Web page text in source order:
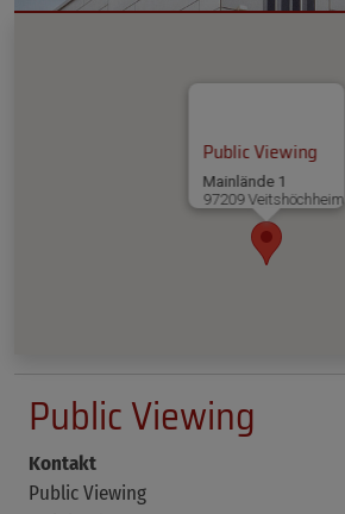
Public Viewing
Mainlände 1
97209 Veitshöchheim
Public Viewing
Kontakt
Public Viewing